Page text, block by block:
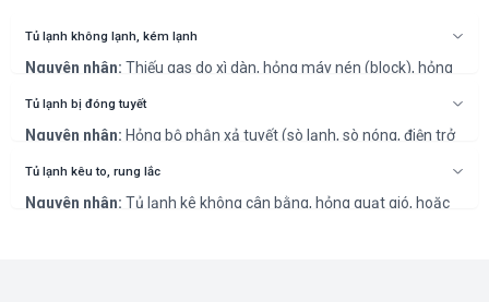
Tủ lạnh không lạnh, kém lạnh
Nguyên nhân: Thiếu gas do xì dàn, hỏng máy nén (block), hỏng
Cách khắc phục:Kỹ thuật viên sẽ kiểm tra áp suất gas, vệ sinh
tìm ra nguyên nhân và khắc phục triệt để.
Tủ lạnh bị đóng tuyết
Nguyên nhân: Hỏng bộ phận xả tuyết (sò lạnh, sò nóng, điện trở
Cách khắc phục: Cần thợ chuyên nghiệp để kiểm tra và thay thế
Tủ lạnh kêu to, rung lắc
Nguyên nhân: Tủ lạnh kê không cân bằng, hỏng quạt gió, hoặc